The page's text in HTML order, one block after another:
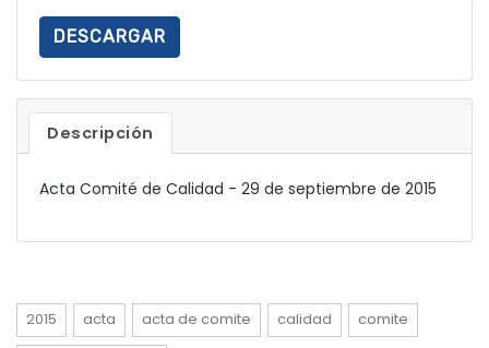
DESCARGAR
Descripción
Acta Comité de Calidad - 29 de septiembre de 2015
2015 acta acta de comite calidad
comite